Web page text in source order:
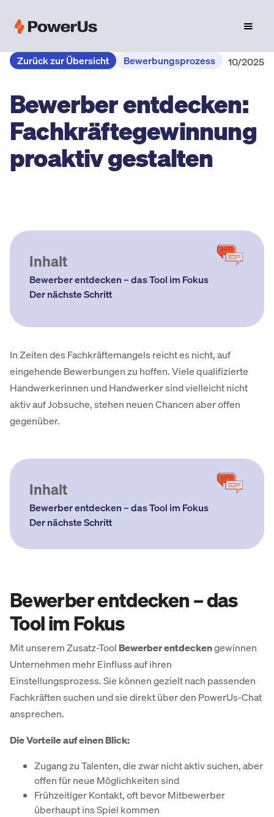
Zurück zur Übersicht Bewerbungsprozess 10/2025
Bewerber entdecken:
Fachkräfte­gewinnung
proaktiv gestalten
Inhalt
Bewerber entdecken – das Tool im Fokus
Der nächste Schritt
In Zeiten des Fachkräftemangels reicht es nicht, auf
eingehende Bewerbungen zu hoffen. Viele qualifizierte
Handwerkerinnen und Handwerker sind vielleicht nicht
aktiv auf Jobsuche, stehen neuen Chancen aber offen
gegenüber.
Inhalt
Bewerber entdecken – das Tool im Fokus
Der nächste Schritt
Bewerber entdecken – das
Tool im Fokus
Mit unserem Zusatz-Tool Bewerber entdeckengewinnen
Unternehmen mehr Einfluss auf ihren
Einstellungsprozess. Sie können gezielt nach passenden
Fachkräften suchen und sie direkt über den PowerUs-Chat
ansprechen.
Die Vorteile auf einen Blick:
Zugang zu Talenten, die zwar nicht aktiv suchen, aber
offen für neue Möglichkeiten sind
Frühzeitiger Kontakt, oft bevor Mitbewerber
überhaupt ins Spiel kommen